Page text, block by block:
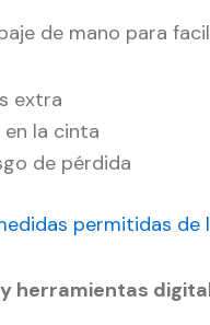
de mano para
extra
en la cinta
de pérdida
permitidas de
herramientas